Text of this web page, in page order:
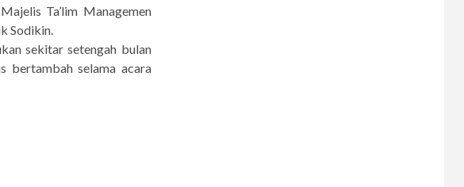
Ta’lim Managemen
Sodikin.
sekitar setengah bulan
bertambah selama acara